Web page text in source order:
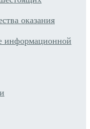
оказания
информационной